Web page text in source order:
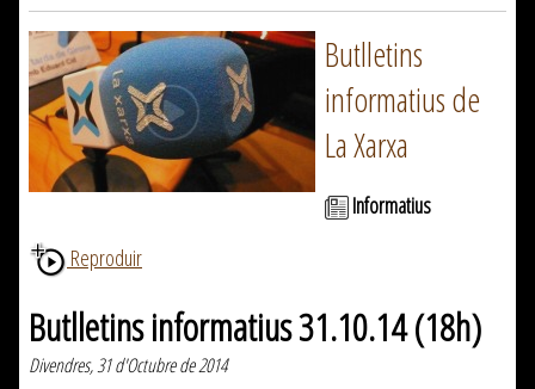
Butlletins
informatius de
La Xarxa
Informatius
Reproduir
Butlletins informatius 31.10.14 (18h)
Divendres, 31 d'Octubre de 2014